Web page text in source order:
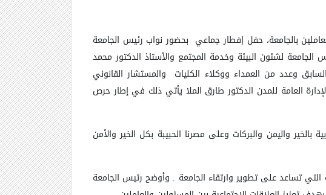
بالجامعة، حفل إفطار جماعي بحضور نواب رئيس الجامعة
الجامعة لشئون البيئة وخدمة المجتمع والأستاذ الدكتور محمد
وعدد من العمداء ووكلاء الكليات والمستشار القانوني
العامة للمدن الدكتور طارق الملا يأتي ذلك في إطار حرص
بالخير واليمن والبركات وعلى مصرنا الحبيبة بكل الخير والأمن
تساعد على تطوير وارتقاء الجامعة . وأوضح رئيس الجامعة